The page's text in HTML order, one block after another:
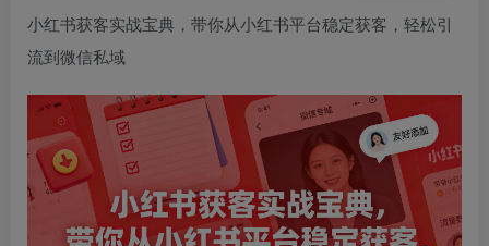
小红书获客实战宝典，带你从小红书平台稳定获客，轻松引
流到微信私域